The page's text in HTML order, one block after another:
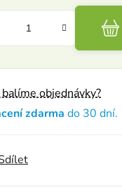
balíme objednávky?
zdarma do 30 dní.